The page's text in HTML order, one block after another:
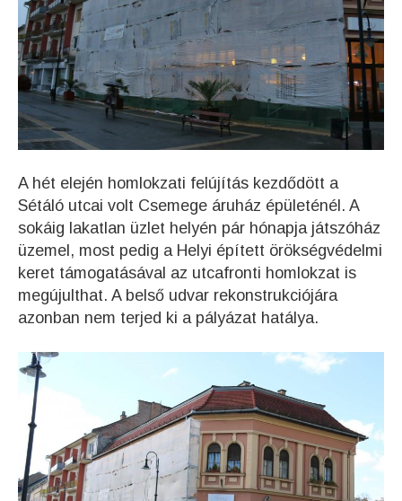
A hét elején homlokzati felújítás kezdődött a
Sétáló utcai volt Csemege áruház épületénél. A
sokáig lakatlan üzlet helyén pár hónapja játszóház
üzemel, most pedig a Helyi épített örökségvédelmi
keret támogatásával az utcafronti homlokzat is
megújulthat. A belső udvar rekonstrukciójára
azonban nem terjed ki a pályázat hatálya.